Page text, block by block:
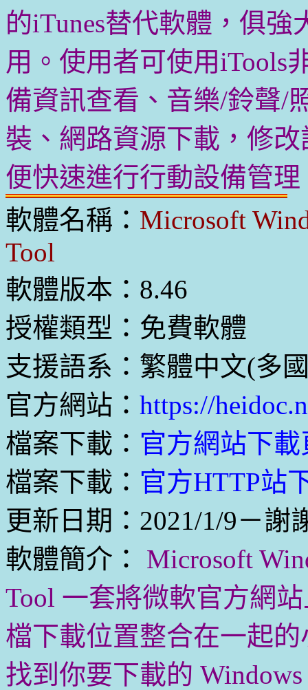
的iTunes替代軟體，俱
用。使用者可使用iTools
備資訊查看、音樂/鈴聲/
裝、網路資源下載，修
便快速進行行動設備管理
軟體名稱： Microsoft
Tool
軟體版本：8.46
授權類型：免費軟體
支援語系：繁體中文(多
官方網站： https://
檔案下載： 官方網站下載
檔案下載： 官方HTTP站
更新日期：2021/1/9－謝
軟體簡介：
Microsoft
Tool 一套將微軟官方網
檔下載位置整合在一起
找到你要下載的